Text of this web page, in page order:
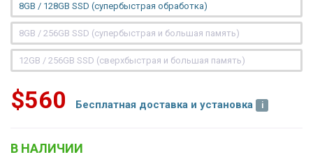
8GB / 128GB SSD (супербыстрая обработка)
8GB / 256GB SSD (супербыстрая и большая память)
12GB / 256GB SSD (сверхбыстрая и большая память)
$560 Бесплатная доставка и установка
В НАЛИЧИИ